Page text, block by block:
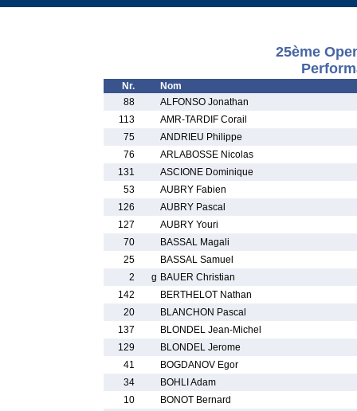
25ème
Nr.
Nom
88
ALFONSO Jonathan
113
AMR-TARDIF Corail
75
ANDRIEU Philippe
76
ARLABOSSE Nicolas
131
ASCIONE Dominique
53
AUBRY Fabien
126
AUBRY Pascal
127
AUBRY Youri
70
BASSAL Magali
25
BASSAL Samuel
2
g BAUER Christian
142
BERTHELOT Nathan
20
BLANCHON Pascal
137
BLONDEL Jean-Michel
129
BLONDEL Jerome
41
BOGDANOV Egor
34
BOHLI Adam
10
BONOT Bernard